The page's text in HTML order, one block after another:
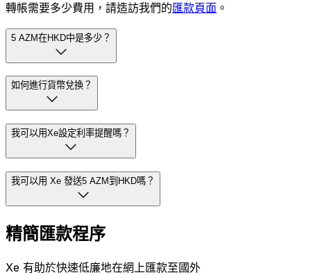
轉帳需要多少費用，請造訪我們的匯款頁面 。
5 AZM在HKD中是多少？
如何進行貨幣兌換？
我可以用Xe設定利率提醒嗎？
我可以用 Xe 發送5 AZM到HKD嗎？
精簡匯款程序
Xe 有助於快速低廉地在網上匯款至國外